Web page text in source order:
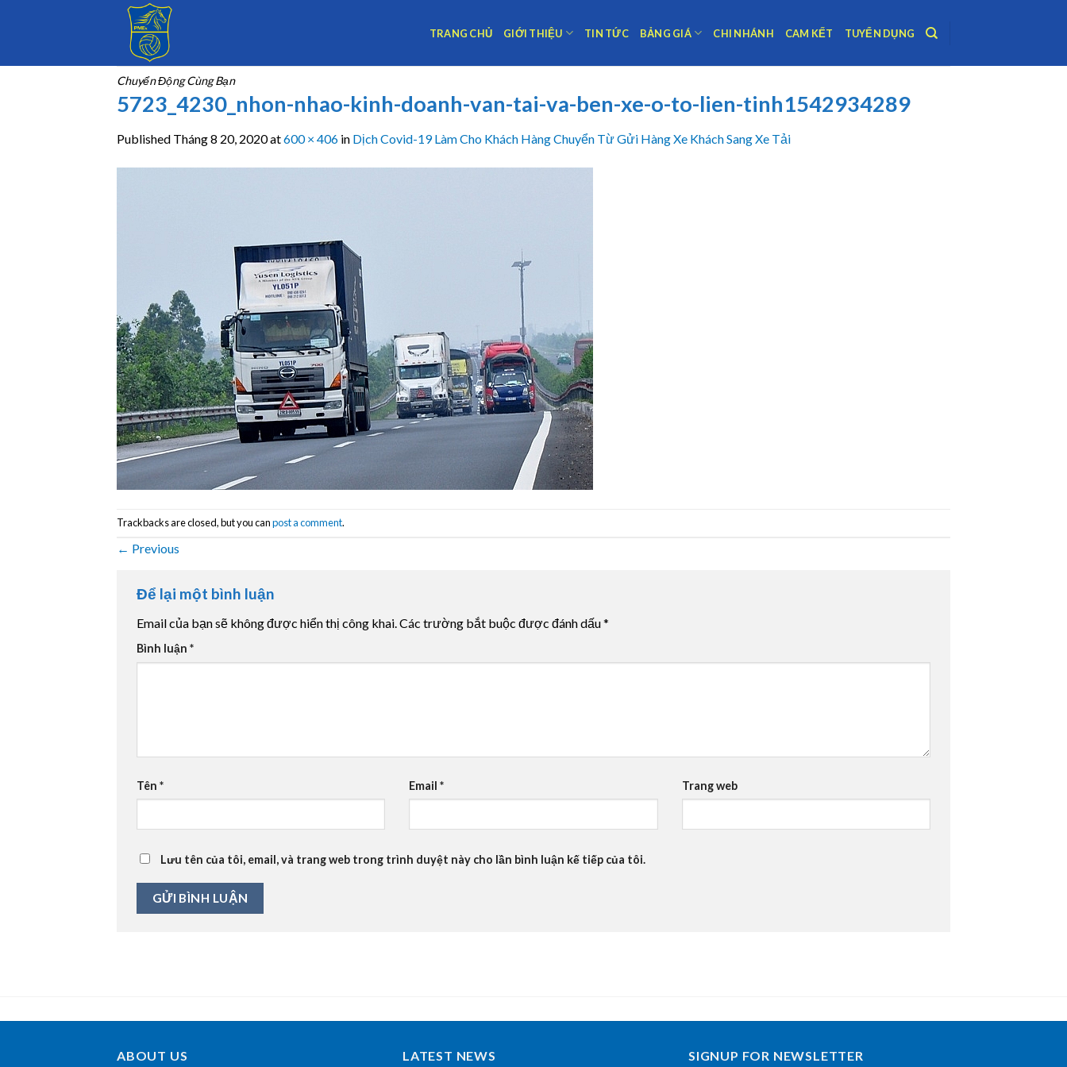
Chuyển Động Cùng Bạn
TRANG CHỦ GIỚI THIỆU TIN TỨC BẢNG GIÁ CHI NHÁNH CAM KẾT TUYỂN DỤNG
5723_4230_nhon-nhao-kinh-doanh-van-tai-va-ben-xe-o-to-lien-tinh1542934289
Published Tháng 8 20, 2020at600 × 406 in Dịch Covid-19 Làm Cho Khách Hàng Chuyển Từ Gửi Hàng Xe Khách Sang Xe Tải
Trackbacks are closed, but you canpost a comment.
← Previous
Để lại một bình luận
Email của bạn sẽ không được hiển thị công khai.Các trường bắt buộc được đánh dấu*
Bình luận *
Tên * Email* Trang web
Lưu tên của tôi, email, và trang web trong trình duyệt này cho lần bình luận kế tiếp của tôi.
ABOUT US LATEST NEWS SIGNUP FOR NEWSLETTER